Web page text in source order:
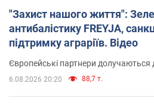
"Захист нашого життя":
антибалістику FREYJA,
підтримку аграріїв. Відео
Європейські партнери долучаються
6.08.2026 20:20 88,7 т.